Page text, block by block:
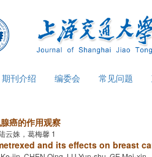
期刊介绍 编委会 常见问题
癌的作用观察
云姝，葛梅馨 1
and its effects on breast